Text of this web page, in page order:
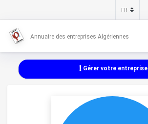
Annuaire des entreprises Algériennes
Gérer votre entreprise